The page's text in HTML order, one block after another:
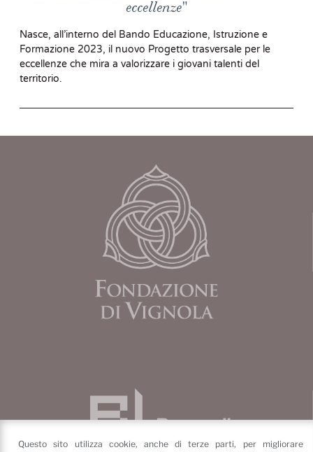
eccellenze"
Nasce, all’interno del Bando Educazione, Istruzione e
Formazione 2023, il nuovo Progetto trasversale per le
eccellenze che mira a valorizzare i giovani talenti del
territorio.
Questo sito utilizza cookie, anche di terze parti, per migliorare